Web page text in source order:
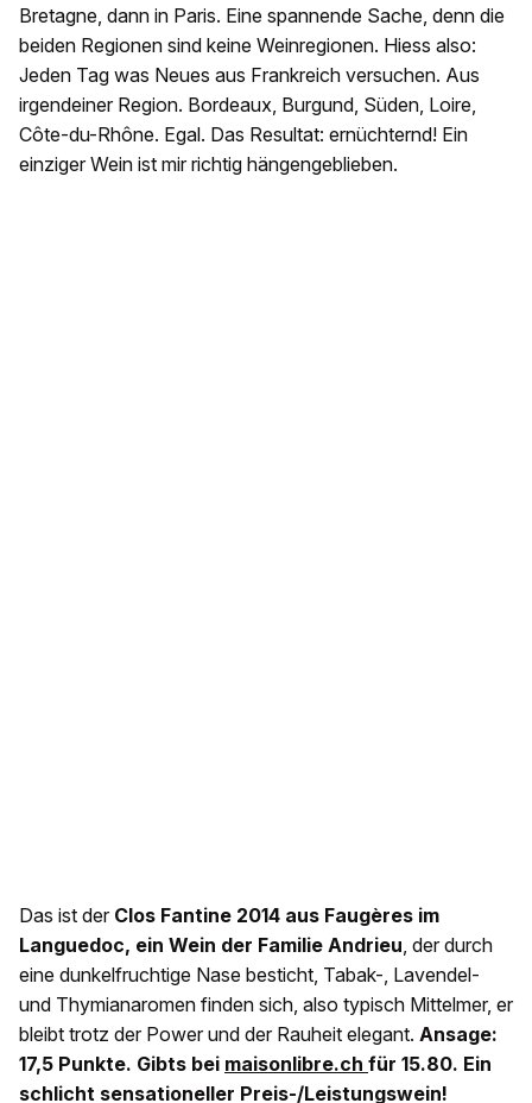
Bretagne, dann in Paris. Eine spannende Sache, denn die
beiden Regionen sind keine Weinregionen. Hiess also:
Jeden Tag was Neues aus Frankreich versuchen. Aus
irgendeiner Region. Bordeaux, Burgund, Süden, Loire,
Côte-du-Rhône. Egal. Das Resultat: ernüchternd! Ein
einziger Wein ist mir richtig hängengeblieben.
Das ist der Clos Fantine 2014 aus Faugères im
Languedoc, ein Wein der Familie Andrieu , der durch
eine dunkelfruchtige Nase besticht, Tabak-, Lavendel-
und Thymianaromen finden sich, also typisch Mittelmer, er
bleibt trotz der Power und der Rauheit elegant. Ansage:
17,5 Punkte. Gibts bei maisonlibre.ch für 15.80. Ein
schlicht sensationeller Preis-/Leistungswein!